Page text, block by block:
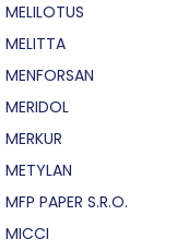
MELILOTUS
MELITTA
MENFORSAN
MERIDOL
MERKUR
METYLAN
MFP PAPER S.R.O.
MICCI